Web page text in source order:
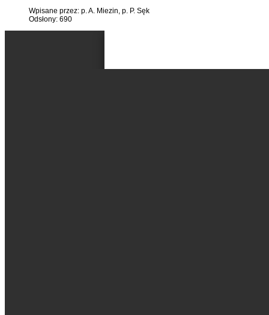
Wpisane przez: p. A. Miezin, p. P. Sęk
Odsłony: 690